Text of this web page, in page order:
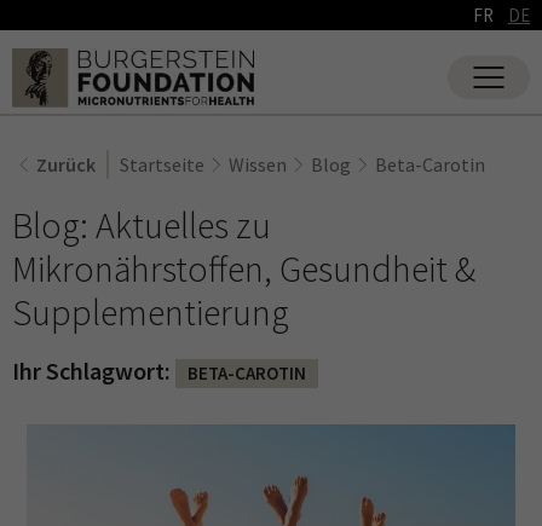
FR DE
Zurück Startseite Wissen Blog Beta-Carotin
Blog: Aktuelles zu
Mikronährstoffen, Gesundheit &
Supplementierung
Ihr Schlagwort: BETA-CAROTIN